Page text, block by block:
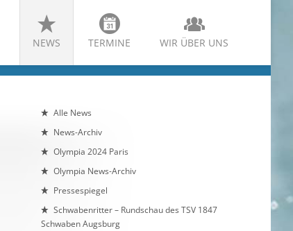
NEWS TERMINE WIR ÜBER UNS
Alle News
News-Archiv
Olympia 2024 Paris
Olympia News-Archiv
Pressespiegel
Schwabenritter – Rundschau des TSV 1847
Schwaben Augsburg